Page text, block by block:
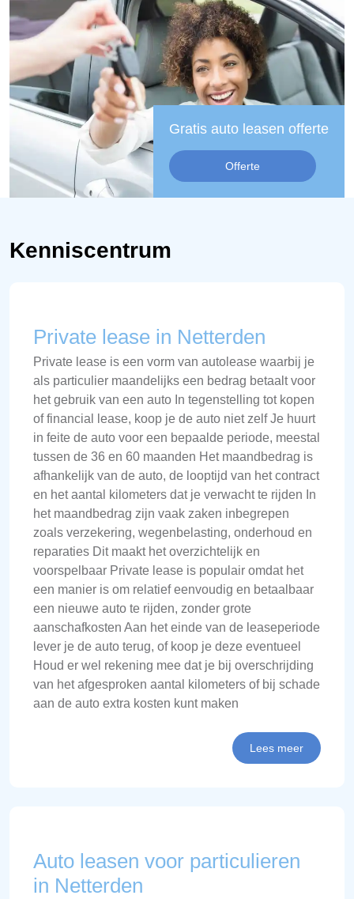
Gratis auto leasen offerte
Offerte
Kenniscentrum
Private lease in Netterden
Private lease is een vorm van autolease waarbij je
als particulier maandelijks een bedrag betaalt voor
het gebruik van een auto In tegenstelling tot kopen
of financial lease, koop je de auto niet zelf Je huurt
in feite de auto voor een bepaalde periode, meestal
tussen de 36 en 60 maanden Het maandbedrag is
afhankelijk van de auto, de looptijd van het contract
en het aantal kilometers dat je verwacht te rijden In
het maandbedrag zijn vaak zaken inbegrepen
zoals verzekering, wegenbelasting, onderhoud en
reparaties Dit maakt het overzichtelijk en
voorspelbaar Private lease is populair omdat het
een manier is om relatief eenvoudig en betaalbaar
een nieuwe auto te rijden, zonder grote
aanschafkosten Aan het einde van de leaseperiode
lever je de auto terug, of koop je deze eventueel
Houd er wel rekening mee dat je bij overschrijding
van het afgesproken aantal kilometers of bij schade
aan de auto extra kosten kunt maken
Lees meer
Auto leasen voor particulieren
in Netterden